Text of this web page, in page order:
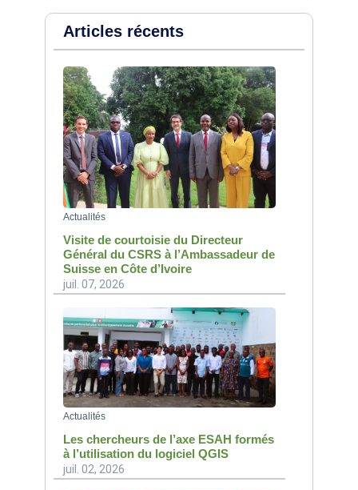
Articles récents
Actualités
Visite de courtoisie du Directeur
Général du CSRS à l’Ambassadeur de
Suisse en Côte d’Ivoire
juil. 07, 2026
Actualités
Les chercheurs de l’axe ESAH formés
à l’utilisation du logiciel QGIS
juil. 02, 2026